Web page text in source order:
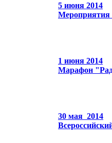
5 июня 2014
Мероприятия
1 июня 2014
Марафон
30 мая 2014